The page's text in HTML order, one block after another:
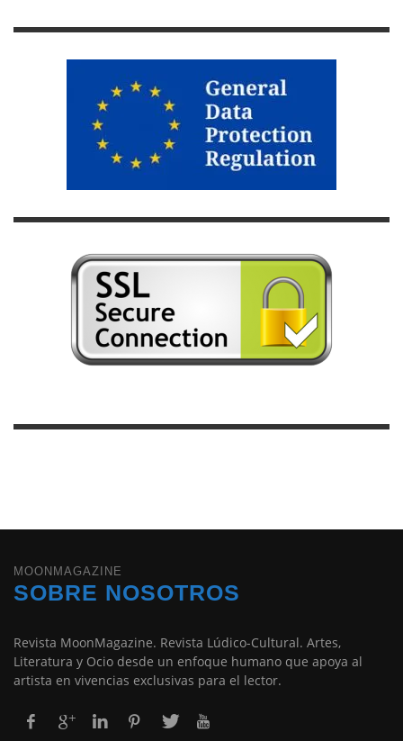
MOONMAGAZINE
SOBRE NOSOTROS
Revista MoonMagazine. Revista Lúdico-Cultural. Artes,
Literatura y Ocio desde un enfoque humano que apoya al
artista en vivencias exclusivas para el lector.